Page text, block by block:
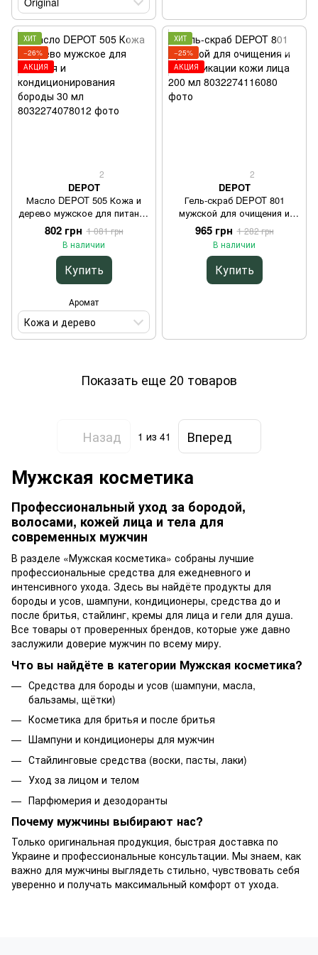
ХИТ
−26%
АКЦИЯ
2
DEPOT
Масло DEPOT 505 Кожа и
дерево мужское для питания
и кондиционирования
бороды 30 мл
802 грн 1 081 грн
В наличии
Купить
Аромат
Кожа и дерево
ХИТ
−25%
АКЦИЯ
2
DEPOT
Гель-скраб DEPOT 801
мужской для очищения и
детоксикации кожи лица 200
мл
965 грн 1 282 грн
В наличии
Купить
Показать еще 20 товаров
Назад 1 из 41 Вперед
Мужская косметика
Профессиональный уход за бородой,
волосами, кожей лица и тела для
современных мужчин
В разделе «Мужская косметика» собраны лучшие
профессиональные средства для ежедневного и
интенсивного ухода. Здесь вы найдёте продукты для
бороды и усов, шампуни, кондиционеры, средства до и
после бритья, стайлинг, кремы для лица и гели для душа.
Все товары от проверенных брендов, которые уже давно
заслужили доверие мужчин по всему миру.
Что вы найдёте в категории Мужская косметика?
Средства для бороды и усов (шампуни, масла,
бальзамы, щётки)
Косметика для бритья и после бритья
Шампуни и кондиционеры для мужчин
Стайлинговые средства (воски, пасты, лаки)
Уход за лицом и телом
Парфюмерия и дезодоранты
Почему мужчины выбирают нас?
Только оригинальная продукция, быстрая доставка по
Украине и профессиональные консультации. Мы знаем, как
важно для мужчины выглядеть стильно, чувствовать себя
уверенно и получать максимальный комфорт от ухода.